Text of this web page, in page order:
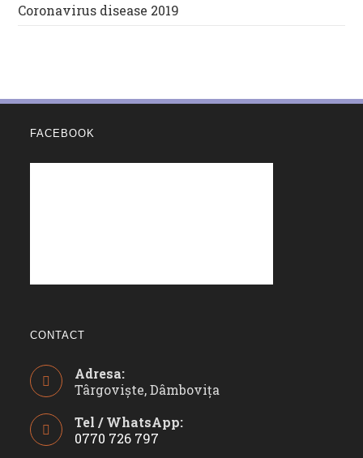
Coronavirus disease 2019
FACEBOOK
CONTACT
Adresa:
Târgoviște, Dâmbovița
Tel / WhatsApp:
0770 726 797